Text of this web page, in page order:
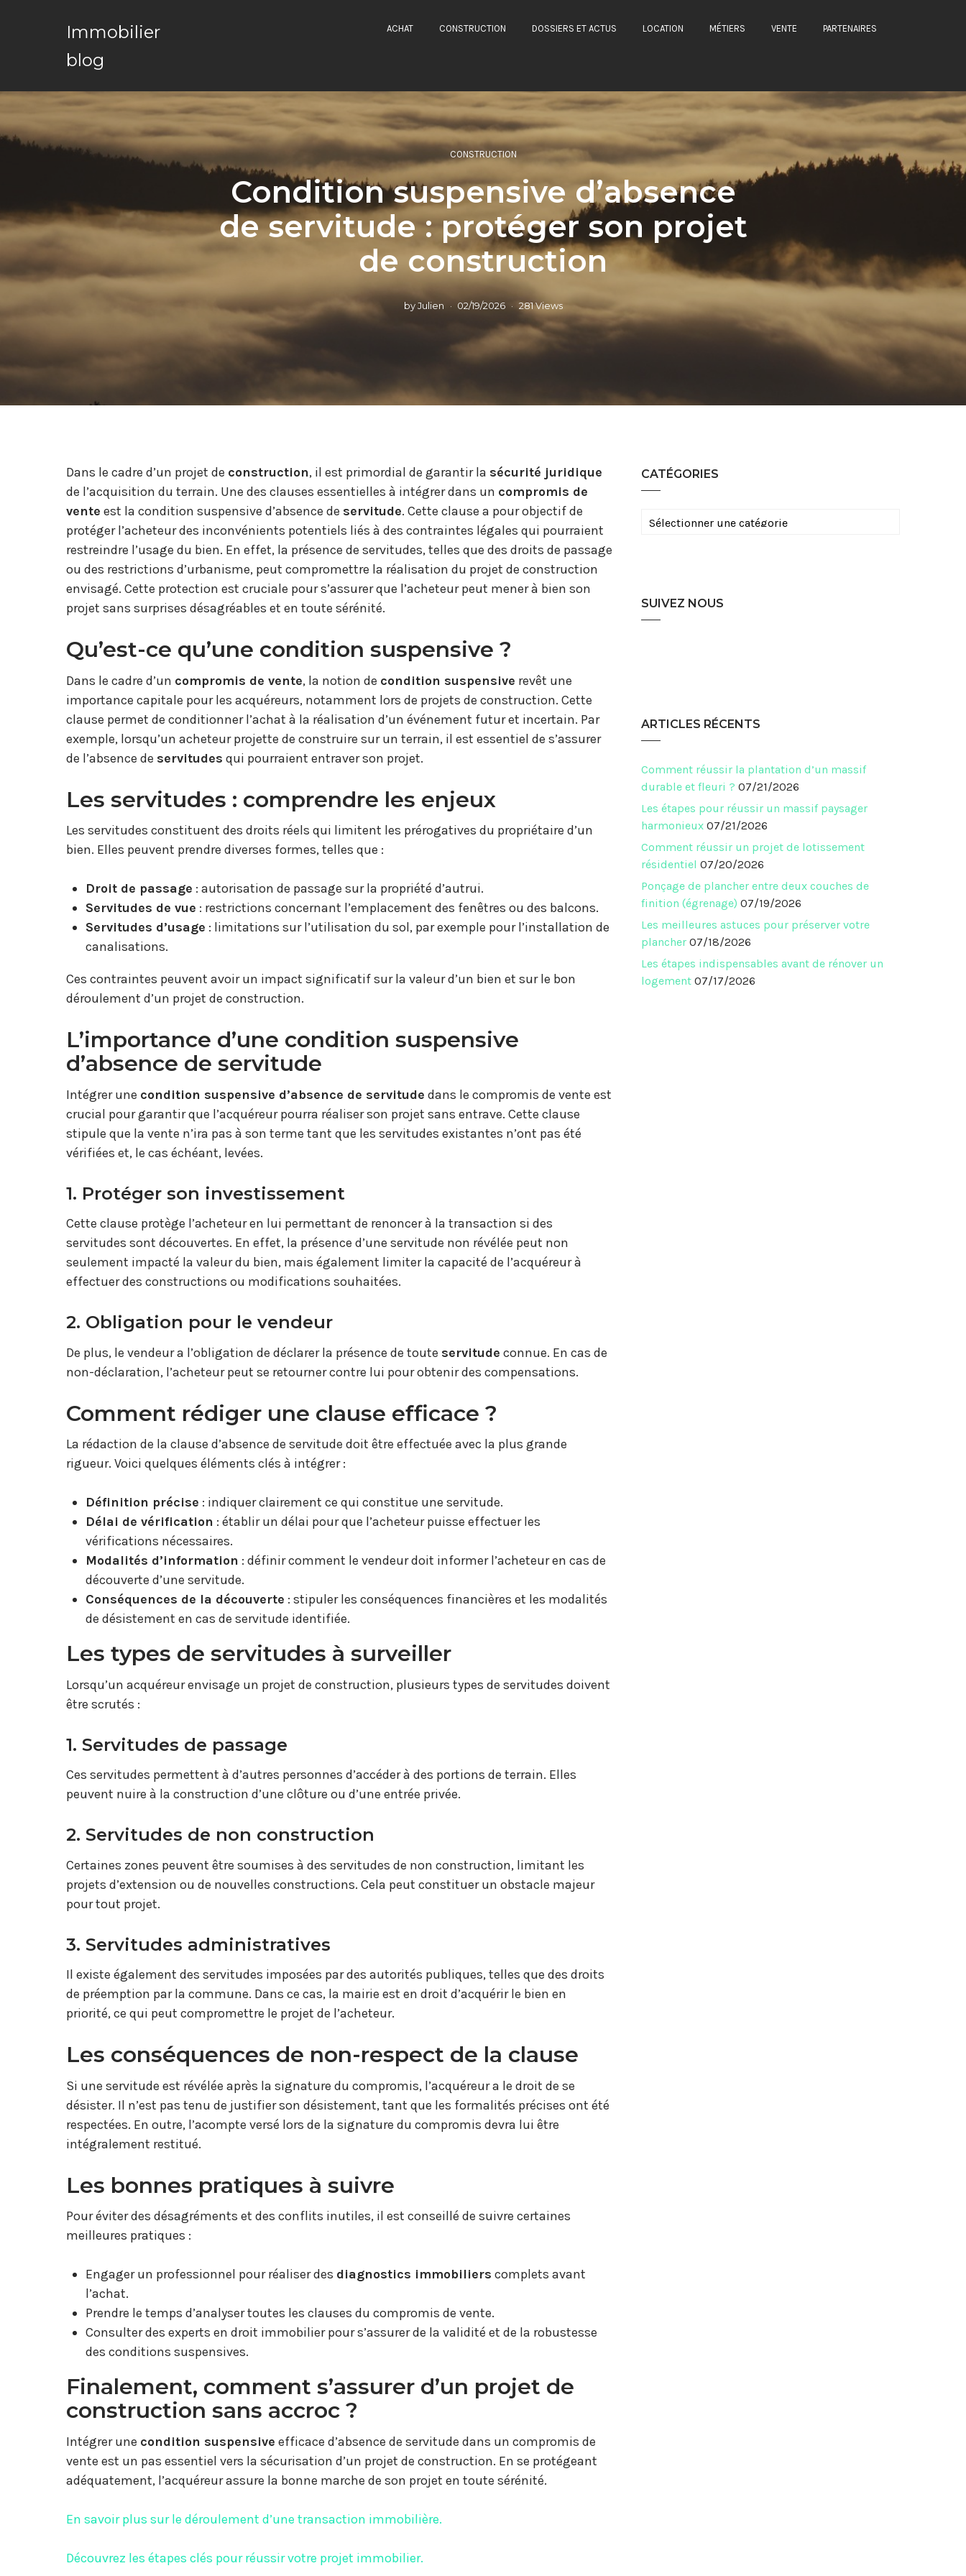
Immobilier
blog
ACHAT CONSTRUCTION DOSSIERS ET ACTUS LOCATION MÉTIERS VENTE PARTENAIRES
CONSTRUCTION
Condition suspensive d’absence
de servitude : protéger son projet
de construction
byJulien 02/19/2026 281 Views
Dans le cadre d’un projet de construction, il est primordial de garantir la sécurité juridique
de l’acquisition du terrain. Une des clauses essentielles à intégrer dans un compromis de
vente est la condition suspensive d’absence de servitude. Cette clause a pour objectif de
protéger l’acheteur des inconvénients potentiels liés à des contraintes légales qui pourraient
restreindre l’usage du bien. En effet, la présence de servitudes, telles que des droits de passage
ou des restrictions d’urbanisme, peut compromettre la réalisation du projet de construction
envisagé. Cette protection est cruciale pour s’assurer que l’acheteur peut mener à bien son
projet sans surprises désagréables et en toute sérénité.
Qu’est-ce qu’une condition suspensive ?
Dans le cadre d’un compromis de vente, la notion de condition suspensive revêt une
importance capitale pour les acquéreurs, notamment lors de projets de construction. Cette
clause permet de conditionner l’achat à la réalisation d’un événement futur et incertain. Par
exemple, lorsqu’un acheteur projette de construire sur un terrain, il est essentiel de s’assurer
de l’absence de servitudes qui pourraient entraver son projet.
Les servitudes : comprendre les enjeux
Les servitudes constituent des droits réels qui limitent les prérogatives du propriétaire d’un
bien. Elles peuvent prendre diverses formes, telles que :
Droit de passage : autorisation de passage sur la propriété d’autrui.
Servitudes de vue : restrictions concernant l’emplacement des fenêtres ou des balcons.
Servitudes d’usage : limitations sur l’utilisation du sol, par exemple pour l’installation de
canalisations.
Ces contraintes peuvent avoir un impact significatif sur la valeur d’un bien et sur le bon
déroulement d’un projet de construction.
L’importance d’une condition suspensive
d’absence de servitude
Intégrer une condition suspensive d’absence de servitude dans le compromis de vente est
crucial pour garantir que l’acquéreur pourra réaliser son projet sans entrave. Cette clause
stipule que la vente n’ira pas à son terme tant que les servitudes existantes n’ont pas été
vérifiées et, le cas échéant, levées.
1. Protéger son investissement
Cette clause protège l’acheteur en lui permettant de renoncer à la transaction si des
servitudes sont découvertes. En effet, la présence d’une servitude non révélée peut non
seulement impacté la valeur du bien, mais également limiter la capacité de l’acquéreur à
effectuer des constructions ou modifications souhaitées.
2. Obligation pour le vendeur
De plus, le vendeur a l’obligation de déclarer la présence de toute servitude connue. En cas de
non-déclaration, l’acheteur peut se retourner contre lui pour obtenir des compensations.
Comment rédiger une clause efficace ?
La rédaction de la clause d’absence de servitude doit être effectuée avec la plus grande
rigueur. Voici quelques éléments clés à intégrer :
Définition précise : indiquer clairement ce qui constitue une servitude.
Délai de vérification : établir un délai pour que l’acheteur puisse effectuer les
vérifications nécessaires.
Modalités d’information : définir comment le vendeur doit informer l’acheteur en cas de
découverte d’une servitude.
Conséquences de la découverte : stipuler les conséquences financières et les modalités
de désistement en cas de servitude identifiée.
Les types de servitudes à surveiller
Lorsqu’un acquéreur envisage un projet de construction, plusieurs types de servitudes doivent
être scrutés :
1. Servitudes de passage
Ces servitudes permettent à d’autres personnes d’accéder à des portions de terrain. Elles
peuvent nuire à la construction d’une clôture ou d’une entrée privée.
2. Servitudes de non construction
Certaines zones peuvent être soumises à des servitudes de non construction, limitant les
projets d’extension ou de nouvelles constructions. Cela peut constituer un obstacle majeur
pour tout projet.
3. Servitudes administratives
Il existe également des servitudes imposées par des autorités publiques, telles que des droits
de préemption par la commune. Dans ce cas, la mairie est en droit d’acquérir le bien en
priorité, ce qui peut compromettre le projet de l’acheteur.
Les conséquences de non-respect de la clause
Si une servitude est révélée après la signature du compromis, l’acquéreur a le droit de se
désister. Il n’est pas tenu de justifier son désistement, tant que les formalités précises ont été
respectées. En outre, l’acompte versé lors de la signature du compromis devra lui être
intégralement restitué.
Les bonnes pratiques à suivre
Pour éviter des désagréments et des conflits inutiles, il est conseillé de suivre certaines
meilleures pratiques :
Engager un professionnel pour réaliser des diagnostics immobiliers complets avant
l’achat.
Prendre le temps d’analyser toutes les clauses du compromis de vente.
Consulter des experts en droit immobilier pour s’assurer de la validité et de la robustesse
des conditions suspensives.
Finalement, comment s’assurer d’un projet de
construction sans accroc ?
Intégrer une condition suspensive efficace d’absence de servitude dans un compromis de
vente est un pas essentiel vers la sécurisation d’un projet de construction. En se protégeant
adéquatement, l’acquéreur assure la bonne marche de son projet en toute sérénité.
En savoir plus sur le déroulement d’une transaction immobilière.
Découvrez les étapes clés pour réussir votre projet immobilier.
CATÉGORIES
Catégories
SUIVEZ NOUS
ARTICLES RÉCENTS
Comment réussir la plantation d’un massif
durable et fleuri ? 07/21/2026
Les étapes pour réussir un massif paysager
harmonieux 07/21/2026
Comment réussir un projet de lotissement
résidentiel 07/20/2026
Ponçage de plancher entre deux couches de
finition (égrenage) 07/19/2026
Les meilleures astuces pour préserver votre
plancher 07/18/2026
Les étapes indispensables avant de rénover un
logement 07/17/2026